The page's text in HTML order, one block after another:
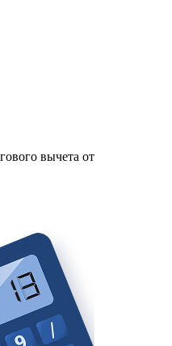
вычета от